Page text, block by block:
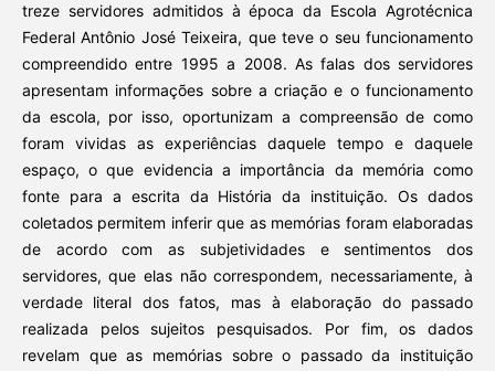
treze servidores admitidos à época da Escola Agrotécnica
Federal Antônio José Teixeira, que teve o seu funcionamento
compreendido entre 1995 a 2008. As falas dos servidores
apresentam informações sobre a criação e o funcionamento
da escola, por isso, oportunizam a compreensão de como
foram vividas as experiências daquele tempo e daquele
espaço, o que evidencia a importância da memória como
fonte para a escrita da História da instituição. Os dados
coletados permitem inferir que as memórias foram elaboradas
de acordo com as subjetividades e sentimentos dos
servidores, que elas não correspondem, necessariamente, à
verdade literal dos fatos, mas à elaboração do passado
realizada pelos sujeitos pesquisados. Por fim, os dados
revelam que as memórias sobre o passado da instituição